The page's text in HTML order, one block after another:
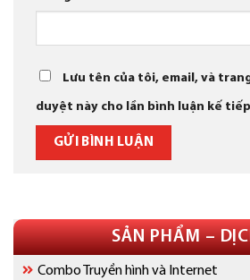
SẢN PHẨM –
Combo Truyền hình và Internet
Lưu tên của tôi, email, và
duyệt này cho lần bình luận kế